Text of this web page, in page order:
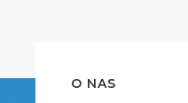
O NAS